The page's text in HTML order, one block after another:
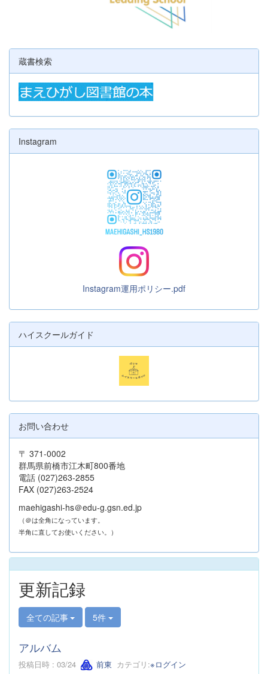
蔵書検索
Instagram
Instagram運用ポリシー.pdf
ハイスクールガイド
お問い合わせ
〒 371-0002
群馬県前橋市江木町800番地
電話 (027)263-2855
FAX (027)263-2524
maehigashi-hs＠edu-g.gsn.ed.jp
（＠は全角になっています。
半角に直してお使いください。）
更新記録
全ての記事 5件
アルバム
投稿日時 : 03/24 前東 カテゴリ:※ログイン